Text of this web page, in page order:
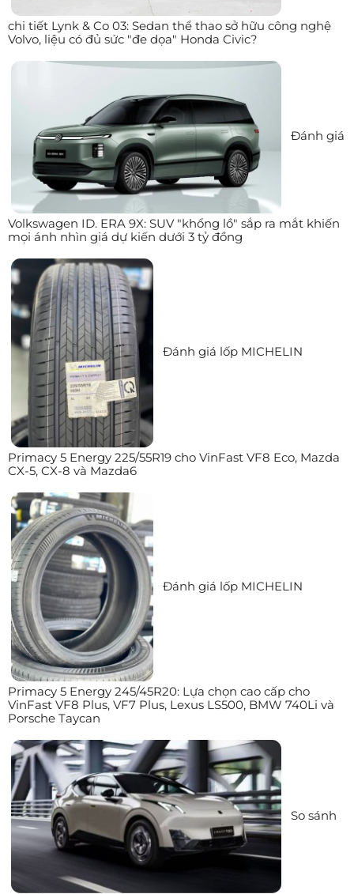
chi tiết Lynk & Co 03: Sedan thể thao sở hữu công nghệ
Volvo, liệu có đủ sức "đe dọa" Honda Civic?
Đánh giá
Volkswagen ID. ERA 9X: SUV "khổng lồ" sắp ra mắt khiến
mọi ánh nhìn giá dự kiến dưới 3 tỷ đồng
Đánh giá lốp MICHELIN
Primacy 5 Energy 225/55R19 cho VinFast VF8 Eco, Mazda
CX-5, CX-8 và Mazda6
Đánh giá lốp MICHELIN
Primacy 5 Energy 245/45R20: Lựa chọn cao cấp cho
VinFast VF8 Plus, VF7 Plus, Lexus LS500, BMW 740Li và
Porsche Taycan
So sánh